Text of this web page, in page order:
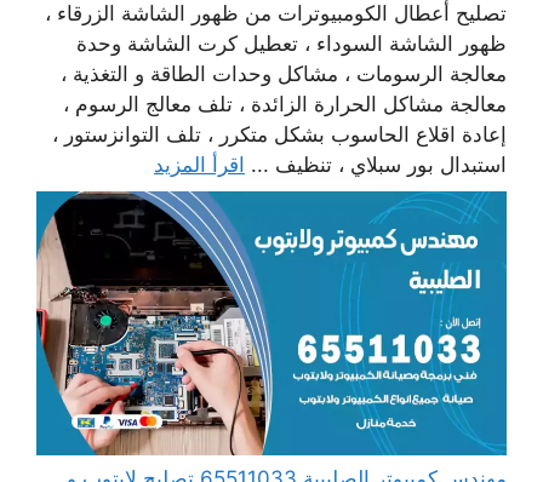
تصليح أعطال الكومبيوترات من ظهور الشاشة الزرقاء ،
ظهور الشاشة السوداء ، تعطيل كرت الشاشة وحدة
معالجة الرسومات ، مشاكل وحدات الطاقة و التغذية ،
معالجة مشاكل الحرارة الزائدة ، تلف معالج الرسوم ،
إعادة اقلاع الحاسوب بشكل متكرر ، تلف التوانزستور ،
استبدال بور سبلاي ، تنظيف ... اقرأ المزيد